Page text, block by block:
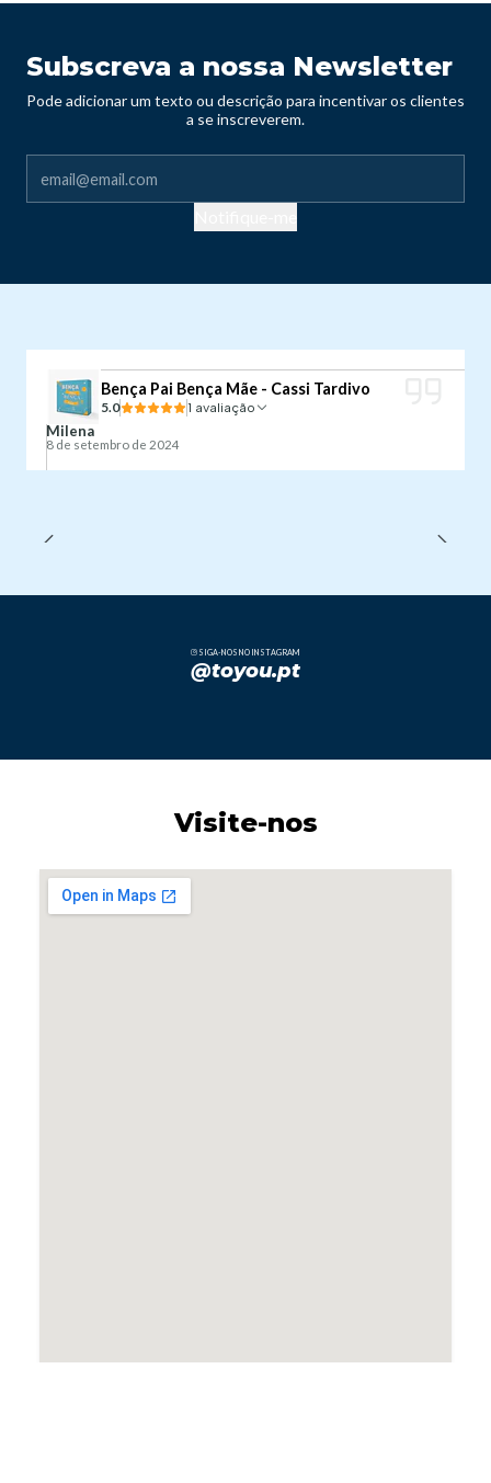
Subscreva a nossa Newsletter
Pode adicionar um texto ou descrição para incentivar os clientes
a se inscreverem.
Bença Pai Bença Mãe - Cassi Tardivo
5.0 1 avaliação
Milena
8 de setembro de 2024
SIGA-NOS NO INSTAGRAM
@toyou.pt
Visite-nos